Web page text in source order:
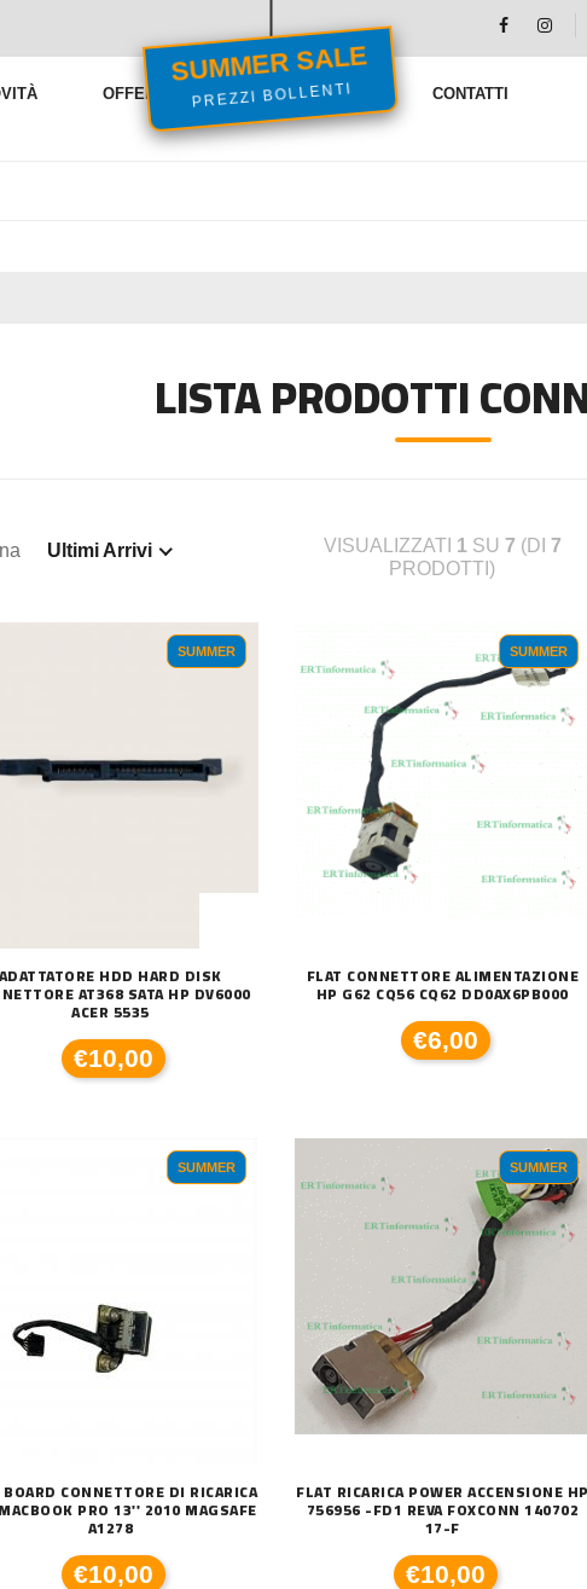
SUMMER SALE
PREZZI BOLLENTI
OFFERTE VENDITE FLASH CONTATTI
LISTA PRODOTTI
Ultimi Arrivi VISUALIZZATI 1 SU 7 (DI 7
PRODOTTI)
SUMMER
ADATTATORE HDD HARD DISK
AT368 SATA HP DV6000
ACER 5535
€10,00
SUMMER
FLAT CONNETTORE ALIMENTAZIONE
HP G62 CQ56 CQ62 DD0AX6PB000
€6,00
SUMMER
CONNETTORE DI RICARICA
PRO 13'' 2010 MAGSAFE
A1278
€10,00
SUMMER
FLAT RICARICA POWER ACCENSIONE HP
756956 -FD1 REVA FOXCONN 140702
17-F
€10,00